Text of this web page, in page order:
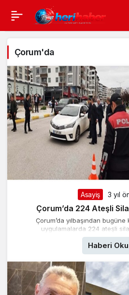
Çorum'da
Asayiş 3 yıl
Çorum’da 224 Ateşli
Çorum’da yılbaşından
uygulamalarda 224 ateşli
Haberi Oku